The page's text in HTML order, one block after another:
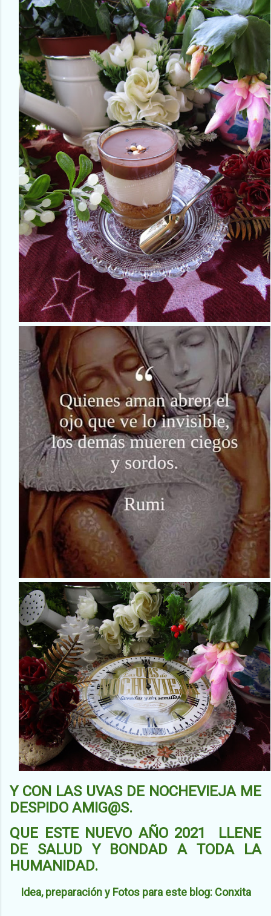
Y CON LAS UVAS DE NOCHEVIEJA ME
DESPIDO AMIG@S.
QUE ESTE NUEVO AÑO 2021 LLENE
DE SALUD Y BONDAD A TODA LA
HUMANIDAD.
Idea, preparación y Fotos para este blog: Conxita